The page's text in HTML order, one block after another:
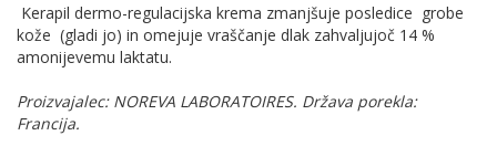
Kerapil dermo-regulacijska krema zmanjšuje posledice grobe
kože (gladi jo) in omejuje vraščanje dlak zahvaljujoč 14 %
amonijevemu laktatu.
Proizvajalec: NOREVA LABORATOIRES. Država porekla:
Francija.